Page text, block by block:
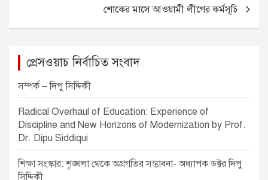
k
n
শোকের মাসে আওয়ামী লীগের কর্মসূচি
প্রেসওয়াচ নির্বাচিত সংবাদ
সম্পর্ক – দিপু সিদ্দিকী
Radical Overhaul of Education: Experience of
Discipline and New Horizons of Modernization by Prof.
Dr. Dipu Siddiqui
শিক্ষা সংস্কার: শৃঙ্খলা থেকে অগ্রগতির সম্ভাবনা- অধ্যাপক ডক্টর দিপু
সিদ্দিকী